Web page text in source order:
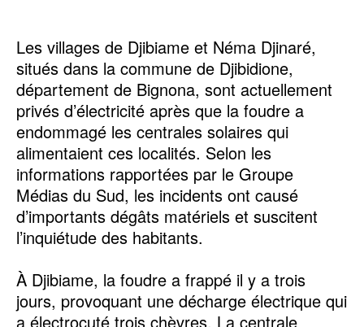
Les villages de Djibiame et Néma Djinaré,
situés dans la commune de Djibidione,
département de Bignona, sont actuellement
privés d’électricité après que la foudre a
endommagé les centrales solaires qui
alimentaient ces localités. Selon les
informations rapportées par le Groupe
Médias du Sud, les incidents ont causé
d’importants dégâts matériels et suscitent
l’inquiétude des habitants.
À Djibiame, la foudre a frappé il y a trois
jours, provoquant une décharge électrique qui
a électrocuté trois chèvres. La centrale